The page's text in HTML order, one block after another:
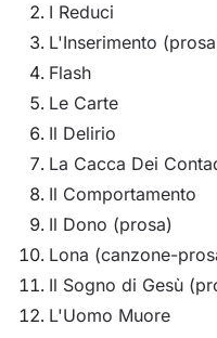
I Reduci
L'Inserimento
Flash
Le Carte
Il Delirio
La Cacca Dei
Il Comportamento
Il Dono (prosa)
Lona (canzone-
Il Sogno di Gesù
L'Uomo Muore